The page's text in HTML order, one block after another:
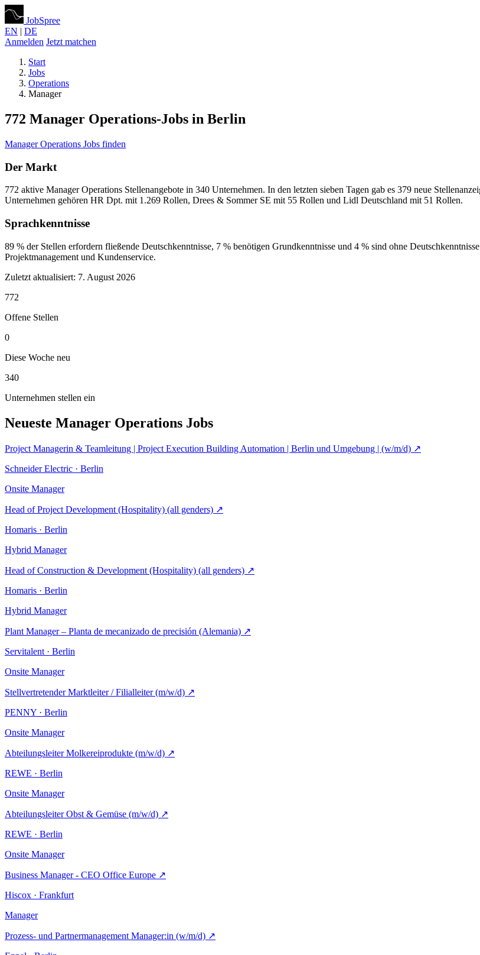
JobSpree
EN | DE
Anmelden Jetzt matchen
Start
Jobs
Operations
Manager
772 Manager Operations-Jobs in Berlin
Manager Operations Jobs finden
Der Markt
772 aktive Manager Operations Stellenangebote in 340 Unternehmen. In den letzten sieben Tagen gab es 379 neue
Unternehmen gehören HR Dpt. mit 1.269 Rollen, Drees & Sommer SE mit 55 Rollen und Lidl Deutschland mit 51 Rollen.
Sprachkenntnisse
89 % der Stellen erfordern fließende Deutschkenntnisse, 7 % benötigen Grundkenntnisse und 4 % sind ohne
Projektmanagement und Kundenservice.
Zuletzt aktualisiert: 7. August 2026
772
Offene Stellen
0
Diese Woche neu
340
Unternehmen stellen ein
Neueste Manager Operations Jobs
Project Managerin & Teamleitung | Project Execution Building Automation | Berlin und Umgebung | (w/m/d) ↗
Schneider Electric · Berlin
Onsite Manager
Head of Project Development (Hospitality) (all genders) ↗
Homaris · Berlin
Hybrid Manager
Head of Construction & Development (Hospitality) (all genders) ↗
Homaris · Berlin
Hybrid Manager
Plant Manager – Planta de mecanizado de precisión (Alemania) ↗
Servitalent · Berlin
Onsite Manager
Stellvertretender Marktleiter / Filialleiter (m/w/d) ↗
PENNY · Berlin
Onsite Manager
Abteilungsleiter Molkereiprodukte (m/w/d) ↗
REWE · Berlin
Onsite Manager
Abteilungsleiter Obst & Gemüse (m/w/d) ↗
REWE · Berlin
Onsite Manager
Business Manager - CEO Office Europe ↗
Hiscox · Frankfurt
Manager
Prozess- und Partnermanagement Manager:in (w/m/d) ↗